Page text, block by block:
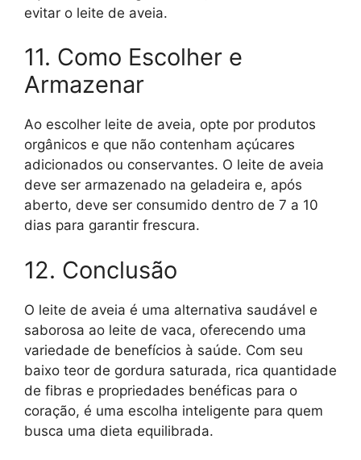
evitar o leite de aveia.
11. Como Escolher e
Armazenar
Ao escolher leite de aveia, opte por produtos
orgânicos e que não contenham açúcares
adicionados ou conservantes. O leite de aveia
deve ser armazenado na geladeira e, após
aberto, deve ser consumido dentro de 7 a 10
dias para garantir frescura.
12. Conclusão
O leite de aveia é uma alternativa saudável e
saborosa ao leite de vaca, oferecendo uma
variedade de benefícios à saúde. Com seu
baixo teor de gordura saturada, rica quantidade
de fibras e propriedades benéficas para o
coração, é uma escolha inteligente para quem
busca uma dieta equilibrada.